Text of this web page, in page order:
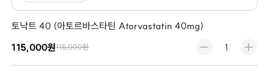
토낙트 40 (아토르바스타틴 Atorvastatin 40mg)
115,000원115,000원